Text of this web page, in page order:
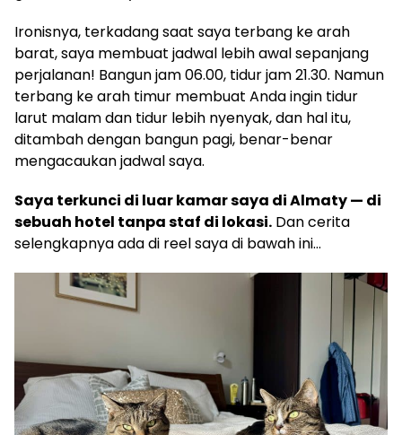
Ironisnya, terkadang saat saya terbang ke arah
barat, saya membuat jadwal lebih awal sepanjang
perjalanan! Bangun jam 06.00, tidur jam 21.30. Namun
terbang ke arah timur membuat Anda ingin tidur
larut malam dan tidur lebih nyenyak, dan hal itu,
ditambah dengan bangun pagi, benar-benar
mengacaukan jadwal saya.
Saya terkunci di luar kamar saya di Almaty — di
sebuah hotel tanpa staf di lokasi. Dan cerita
selengkapnya ada di reel saya di bawah ini…